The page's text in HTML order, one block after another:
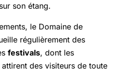
sur son étang.
le Domaine de
régulièrement des
festivals, dont les
attirent des visiteurs de toute